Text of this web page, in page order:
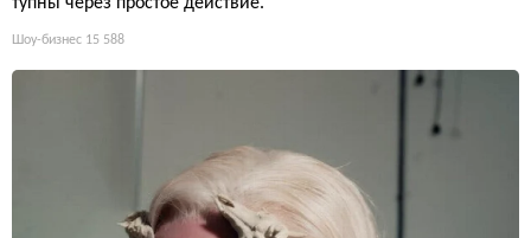
тупны через простое действие.
Шоу-бизнес 15 588